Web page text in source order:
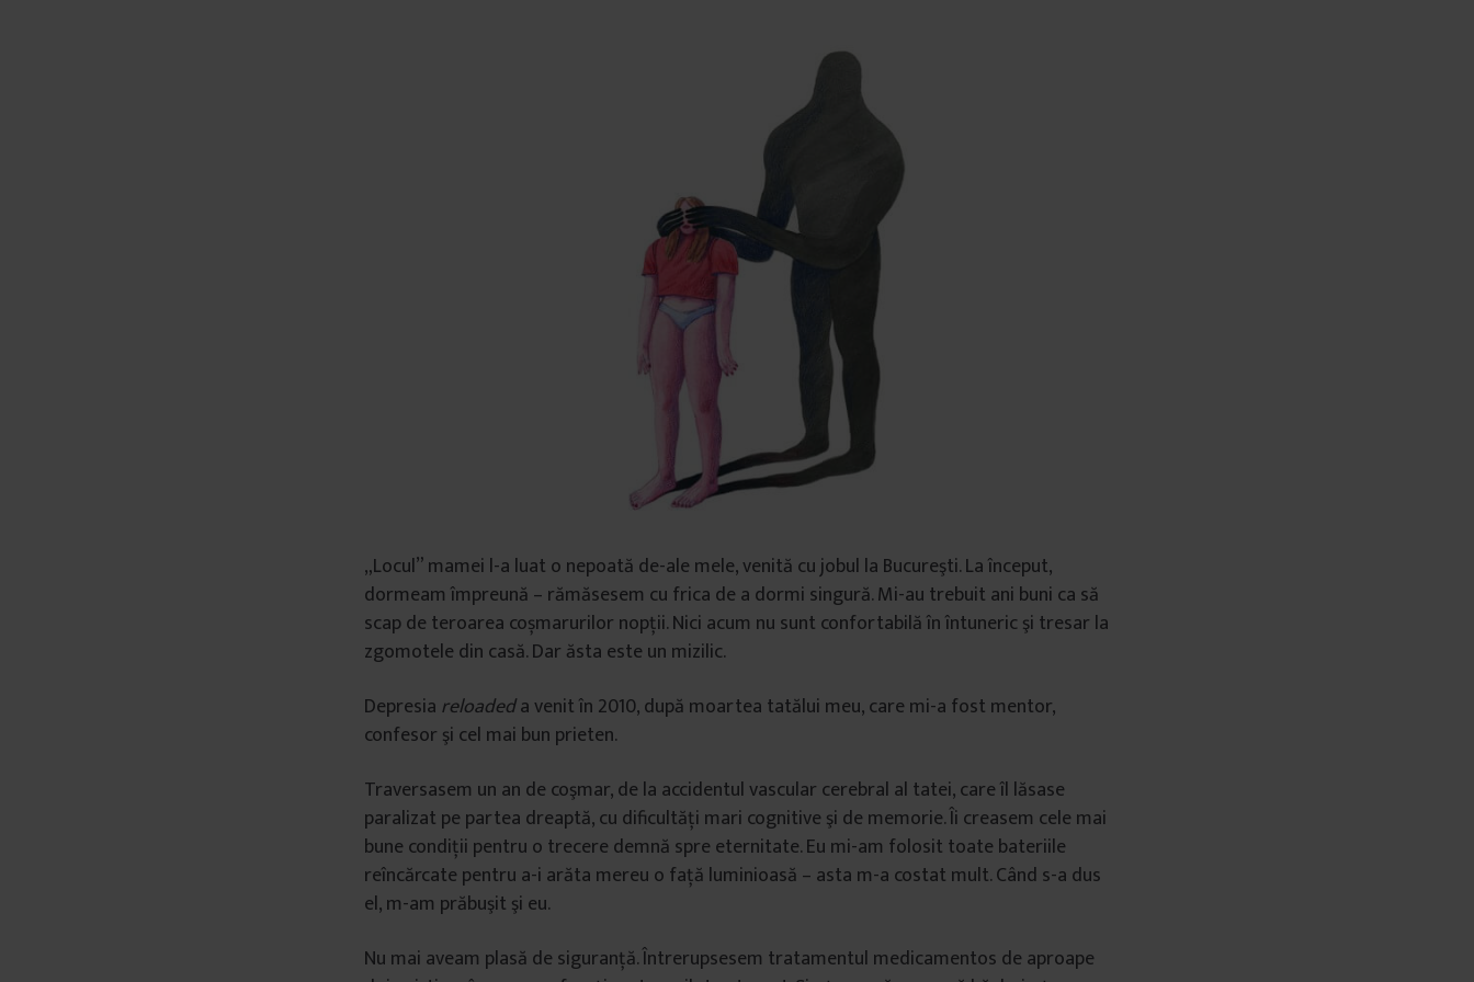
„Locul”mamei l-a luat o nepoată de-ale mele, venită cu jobul la Bucureşti.La început,
dormeam împreună – rămăsesem cu frica de a dormi singură. Mi-au trebuit ani buni ca să
scap de teroarea coșmarurilor nopţii. Nici acum nu sunt confortabilă în întuneric şi tresar la
zgomotele din casă. Dar ăsta este un mizilic.
Depresia reloadeda venit în 2010, după moartea tatălui meu, care mi-a fost mentor,
confesor şi cel mai bun prieten.
Traversasem un an de coşmar, de la accidentul vascular cerebral al tatei, care îl lăsase
paralizat pe partea dreaptă, cu dificultăţi mari cognitive şi de memorie. Îi creasem cele mai
bune condiţii pentru o trecere demnă spre eternitate. Eu mi-am folosit toate bateriile
reîncărcate pentru a-i arăta mereu o faţă luminioasă – asta m-a costat mult. Când s-a dus
el, m-am prăbuşit şi eu.
Nu mai aveam plasă de siguranţă. Întrerupsesem tratamentul medicamentos de aproape